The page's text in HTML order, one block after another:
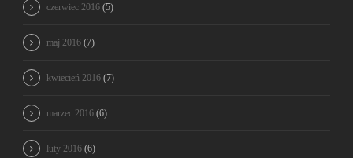
czerwiec 2016 (5)
maj 2016 (7)
kwiecień 2016 (7)
marzec 2016 (6)
luty 2016 (6)